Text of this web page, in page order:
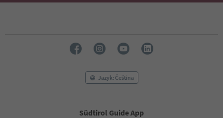
Jazyk: Čeština
Südtirol Guide App